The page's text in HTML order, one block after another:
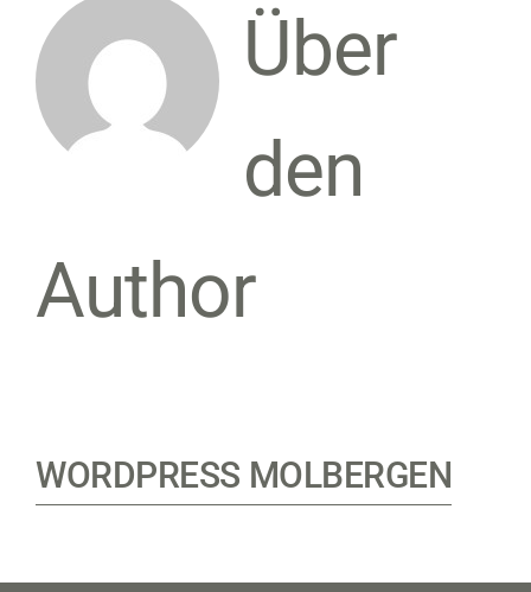
Über
den
Author
WORDPRESS MOLBERGEN